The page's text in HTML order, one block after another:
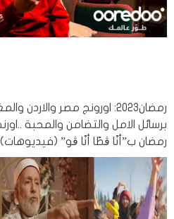
رمضان2023: اورونج مصر
برسائل الامل والتضامن والمحبة
رمضان ب”أنّا ڨطّا أنّا ڨو” (فيديوهات)